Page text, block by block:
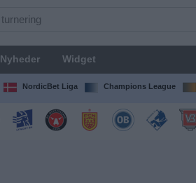
Nyheder Widget
NordicBet Liga Champions League